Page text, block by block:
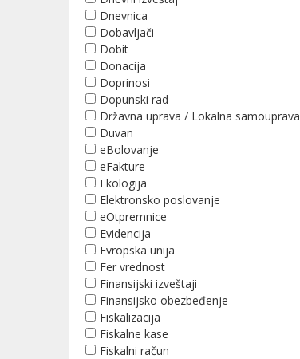
Dnevnica
Dobavljači
Dobit
Donacija
Doprinosi
Dopunski rad
Državna uprava / Lokalna samouprava
Duvan
eBolovanje
eFakture
Ekologija
Elektronsko poslovanje
eOtpremnice
Evidencija
Evropska unija
Fer vrednost
Finansijski izveštaji
Finansijsko obezbeđenje
Fiskalizacija
Fiskalne kase
Fiskalni račun